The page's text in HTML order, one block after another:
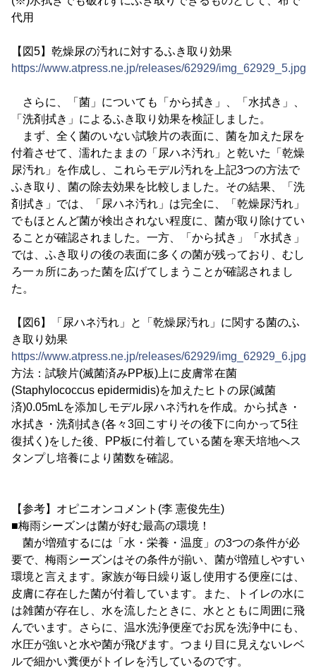
代用
【図5】乾燥尿の汚れに対するふき取り効果
https://www.atpress.ne.jp/releases/62929/img_62929_5.jpg
さらに、「菌」についても「から拭き」、「水拭き」、
「洗剤拭き」によるふき取り効果を検証しました。
まず、全く菌のいない試験片の表面に、菌を加えた尿を
付着させて、濡れたままの「尿ハネ汚れ」と乾いた「乾燥
尿汚れ」を作成し、これらモデル汚れを上記3つの方法で
ふき取り、菌の除去効果を比較しました。その結果、「洗
剤拭き」では、「尿ハネ汚れ」は完全に、「乾燥尿汚れ」
でもほとんど菌が検出されない程度に、菌が取り除けてい
ることが確認されました。一方、「から拭き」「水拭き」
では、ふき取りの後の表面に多くの菌が残っており、むし
ろ一ヵ所にあった菌を広げてしまうことが確認されまし
た。
【図6】「尿ハネ汚れ」と「乾燥尿汚れ」に関する菌のふ
き取り効果
https://www.atpress.ne.jp/releases/62929/img_62929_6.jpg
方法：試験片(滅菌済みPP板)上に皮膚常在菌
(Staphylococcus epidermidis)を加えたヒトの尿(滅菌
済)0.05mLを添加しモデル尿ハネ汚れを作成。から拭き・
水拭き・洗剤拭き(各々3回こすりその後下に向かって5往
復拭く)をした後、PP板に付着している菌を寒天培地へス
タンプし培養により菌数を確認。
【参考】オピニオンコメント(李 憲俊先生)
■梅雨シーズンは菌が好む最高の環境！
菌が増殖するには「水・栄養・温度」の3つの条件が必
要で、梅雨シーズンはその条件が揃い、菌が増殖しやすい
環境と言えます。家族が毎日繰り返し使用する便座には、
皮膚に存在した菌が付着しています。また、トイレの水に
は雑菌が存在し、水を流したときに、水とともに周囲に飛
んでいます。さらに、温水洗浄便座でお尻を洗浄中にも、
水圧が強いと水や菌が飛びます。つまり目に見えないレベ
ルで細かい糞便がトイレを汚しているのです。